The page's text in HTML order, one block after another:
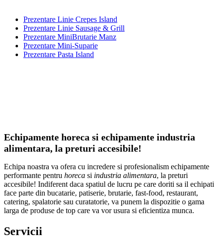
Prezentare Linie Crepes Island
Prezentare Linie Sausage & Grill
Prezentare MiniBrutarie Manz
Prezentare Mini-Suparie
Prezentare Pasta Island
Echipamente horeca si echipamente industria
alimentara, la preturi accesibile!
Echipa noastra va ofera cu incredere si profesionalism echipamente
performante pentru horeca si industria alimentara, la preturi
accesibile! Indiferent daca spatiul de lucru pe care doriti sa il echipati
face parte din bucatarie, patiserie, brutarie, fast-food, restaurant,
catering, spalatorie sau curatatorie, va punem la dispozitie o gama
larga de produse de top care va vor usura si eficientiza munca.
Servicii